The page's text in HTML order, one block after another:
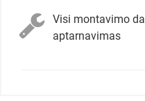
Visi montavimo
aptarnavimas